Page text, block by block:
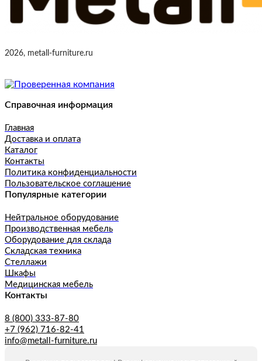
2026, metall-furniture.ru
Справочная информация
Главная
Доставка и оплата
Каталог
Контакты
Политика конфиденциальности
Пользовательское соглашение
Популярные категории
Нейтральное оборудование
Производственная мебель
Оборудование для склада
Складская техника
Стеллажи
Шкафы
Медицинская мебель
Контакты
8 (800) 333-87-80
+7 (962) 716-82-41
info@metall-furniture.ru